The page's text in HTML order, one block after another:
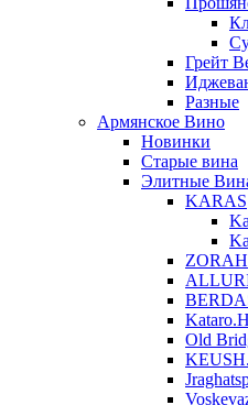
Грейт
Разные
Армянское Вино
Новинки
Старые вина
Элитные
KARAS
ZORAH
Old